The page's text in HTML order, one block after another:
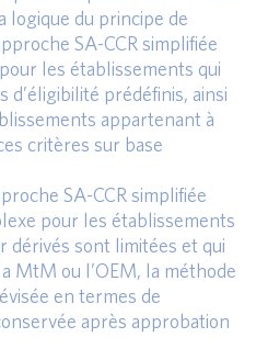
logique du principe de
SA-CCR simplifiée
les établissements qui
prédéfinis, ainsi
appartenant à
critères sur base
SA-CCR simplifiée
pour les établissements
dérivés sont limitées et qui
MtM ou l’OEM, la méthode
en termes de
après approbation